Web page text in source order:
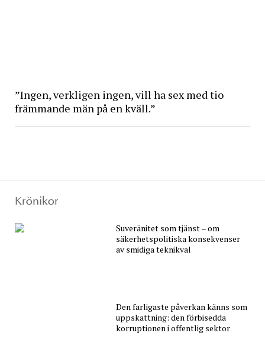
”Ingen, verkligen ingen, vill ha sex med tio
främmande män på en kväll.”
Krönikor
Suveränitet som tjänst – om
säkerhetspolitiska konsekvenser
av smidiga teknikval
Den farligaste påverkan känns som
uppskattning: den förbisedda
korruptionen i offentlig sektor